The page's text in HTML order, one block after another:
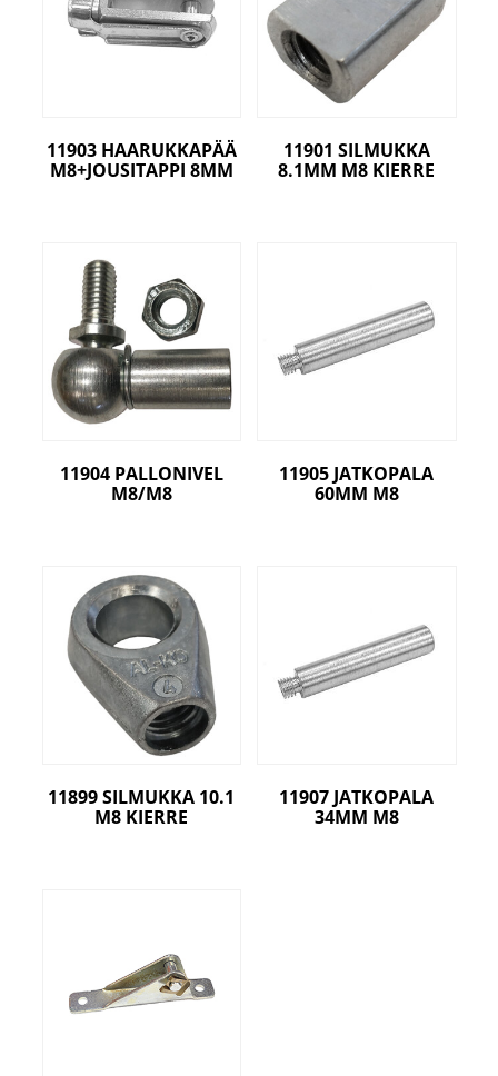
11903 HAARUKKAPÄÄ
M8+JOUSITAPPI 8MM
11901 SILMUKKA
8.1MM M8 KIERRE
11904 PALLONIVEL
M8/M8
11905 JATKOPALA
60MM M8
11899 SILMUKKA 10.1
M8 KIERRE
11907 JATKOPALA
34MM M8